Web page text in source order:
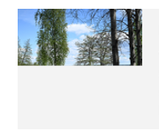
Saariston
Rengastien
portilla